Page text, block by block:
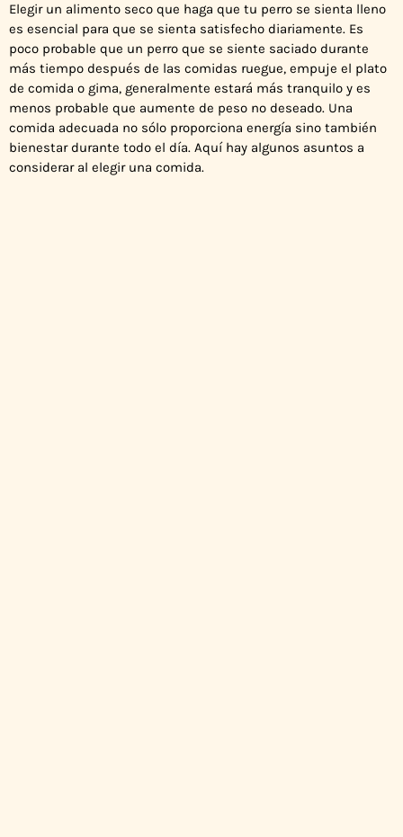
Los múltiples
beneficios de
una comida
rica en
nutrientes para
Elegir un alimento seco que haga que tu perro se sienta lleno
es esencial para que se sienta satisfecho diariamente. Es
poco probable que un perro que se siente saciado durante
más tiempo después de las comidas ruegue, empuje el plato
de comida o gima, generalmente estará más tranquilo y es
menos probable que aumente de peso no deseado. Una
comida adecuada no sólo proporciona energía sino también
bienestar durante todo el día. Aquí hay algunos asuntos a
considerar al elegir una comida.